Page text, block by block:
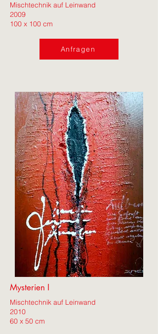
Mischtechnik auf Leinwand
2009
100 x 100 cm
Anfragen
Mysterien I
Mischtechnik auf Leinwand
2010
60 x 50 cm